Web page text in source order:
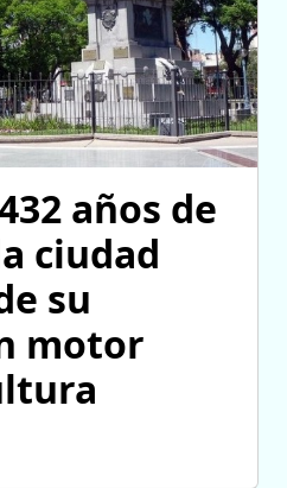
años de
ciudad
su
motor